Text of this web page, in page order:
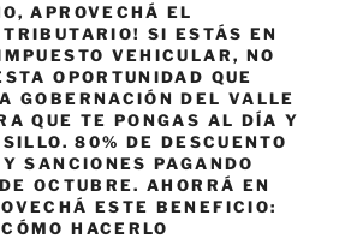
APROVECHÁ EL
SI ESTÁS EN
VEHICULAR, NO
OPORTUNIDAD QUE
GOBERNACIÓN DEL VALLE
QUE TE PONGAS AL DÍA Y
80% DE DESCUENTO
SANCIONES PAGANDO
OCTUBRE. AHORRÁ EN
ESTE BENEFICIO:
HACERLO